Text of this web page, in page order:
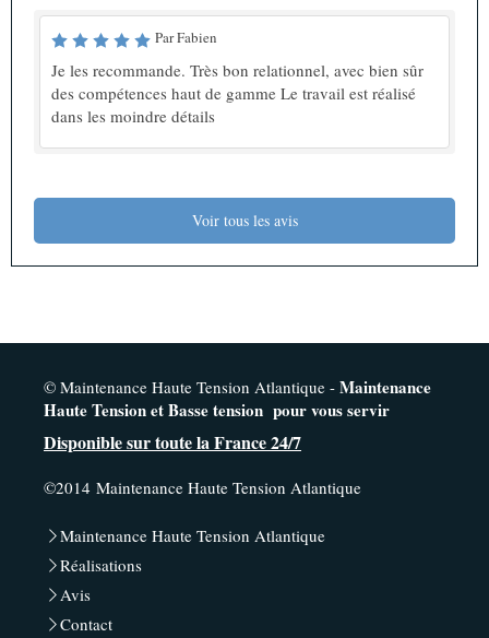
Par Fabien
Je les recommande. Très bon relationnel, avec bien sûr
des compétences haut de gamme Le travail est réalisé
dans les moindre détails
Voir tous les avis
© Maintenance Haute Tension Atlantique - Maintenance
Haute Tension et Basse tension pour vous servir
Disponible sur toute la France 24/7
©2014 Maintenance Haute Tension Atlantique
Maintenance Haute Tension Atlantique
Réalisations
Avis
Contact